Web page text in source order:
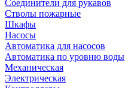
Соединители для рукавов
Стволы пожарные
Шкафы
Насосы
Автоматика для насосов
Автоматика по уровню воды
Механическая
Электрическая